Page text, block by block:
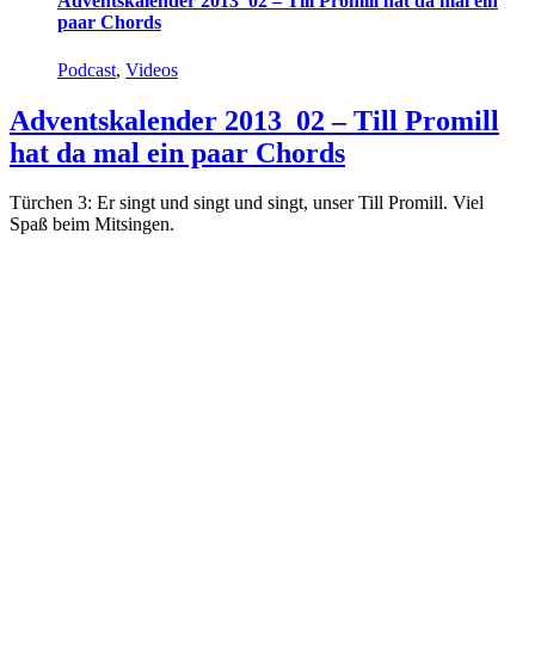
paar Chords
Podcast, Videos
Adventskalender 2013_02 – Till Promill
hat da mal ein paar Chords
Türchen 3: Er singt und singt und singt, unser Till Promill. Viel
Spaß beim Mitsingen.